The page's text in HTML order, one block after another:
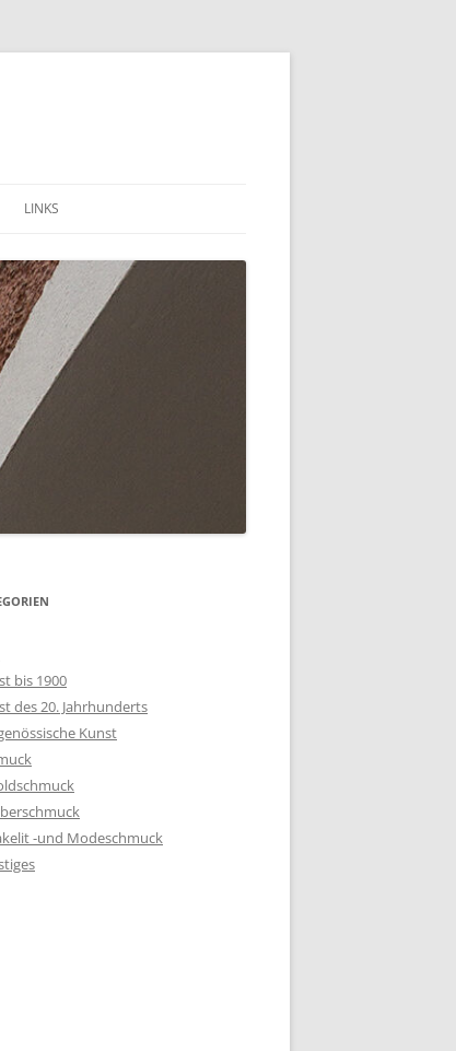
LINKS
bis 1900
des 20. Jahrhunderts
Kunst
-und Modeschmuck